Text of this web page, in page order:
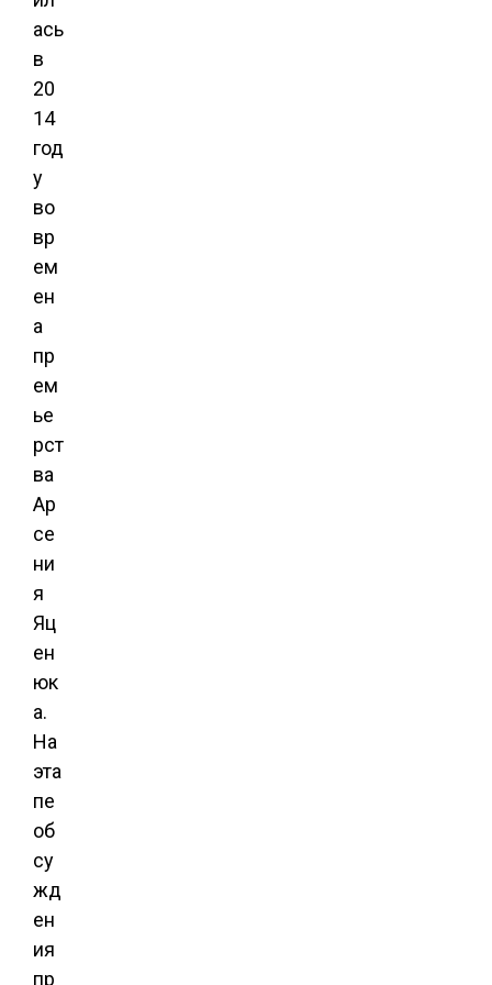
ась
в
20
14
год
у
во
вр
ем
ен
а
пр
ем
ье
рст
ва
Ар
се
ни
я
Яц
ен
юк
а.
На
эта
пе
об
су
жд
ен
ия
пр